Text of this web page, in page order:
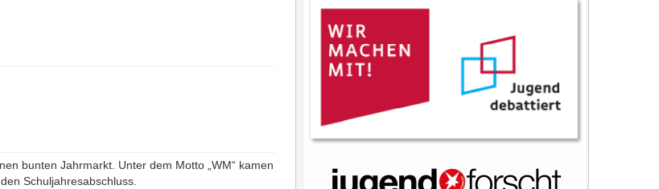
bunten Jahrmarkt. Unter dem Motto „WM“ kamen
Schuljahresabschluss.